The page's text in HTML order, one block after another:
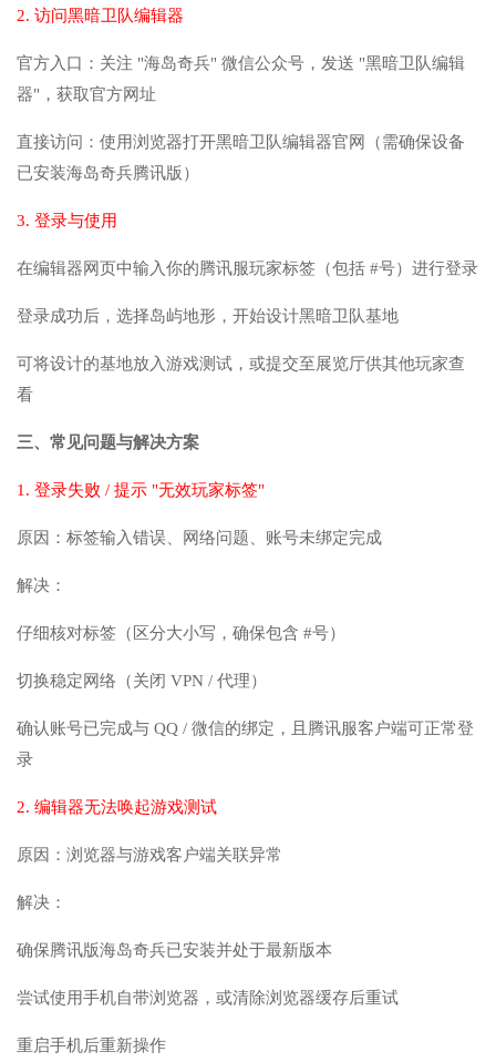
2. 访问黑暗卫队编辑器
官方入口：关注 "海岛奇兵" 微信公众号，发送 "黑暗卫队编辑
器"，获取官方网址
直接访问：使用浏览器打开黑暗卫队编辑器官网（需确保设备
已安装海岛奇兵腾讯版）
3. 登录与使用
在编辑器网页中输入你的腾讯服玩家标签（包括 #号）进行登录
登录成功后，选择岛屿地形，开始设计黑暗卫队基地
可将设计的基地放入游戏测试，或提交至展览厅供其他玩家查
看
三、常见问题与解决方案
1. 登录失败 / 提示 "无效玩家标签"
原因：标签输入错误、网络问题、账号未绑定完成
解决：
仔细核对标签（区分大小写，确保包含 #号）
切换稳定网络（关闭 VPN / 代理）
确认账号已完成与 QQ / 微信的绑定，且腾讯服客户端可正常登
录
2. 编辑器无法唤起游戏测试
原因：浏览器与游戏客户端关联异常
解决：
确保腾讯版海岛奇兵已安装并处于最新版本
尝试使用手机自带浏览器，或清除浏览器缓存后重试
重启手机后重新操作